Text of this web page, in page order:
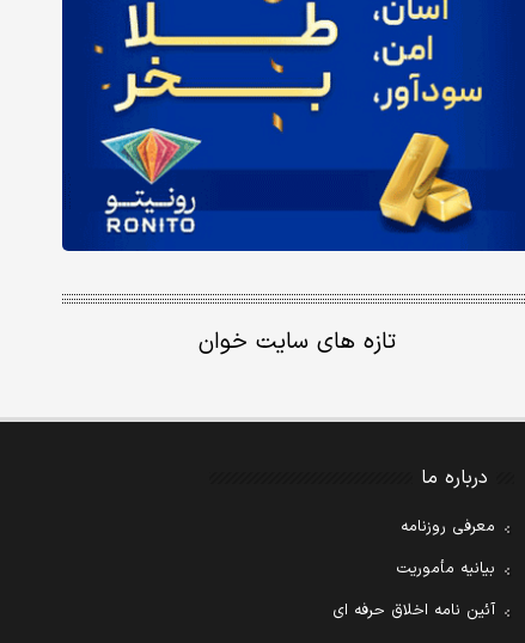
تازه های سایت خوان
درباره ما
معرفی روزنامه
بیانیه مأموریت
آئین نامه اخلاق حرفه ای